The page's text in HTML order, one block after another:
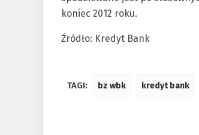
koniec 2012 roku.
Źródło: Kredyt Bank
TAGI: bz wbk kredyt bank